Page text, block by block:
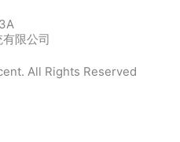
限公司
All Rights Reserved